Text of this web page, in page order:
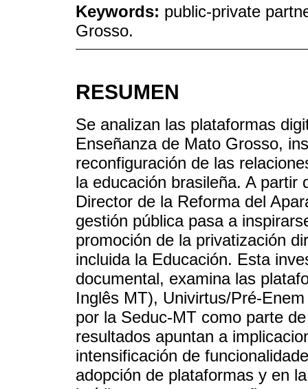
Keywords: public-private
Grosso.
RESUMEN
Se analizan las plataformas
Enseñanza de Mato Grosso,
reconfiguración de las
la educación brasileña. A partir
Director de la Reforma del
gestión pública pasa a
promoción de la privatización
incluida la Educación. Esta
documental, examina las
Inglês MT), Univirtus/Pré-
por la Seduc-MT como parte
resultados apuntan a
intensificación de
adopción de plataformas y en